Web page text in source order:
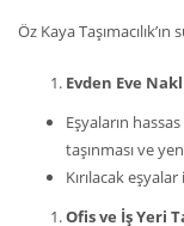
Öz Kaya
Evden Eve
Eşyaların
taşınması ve
Kırılacak
Ofis ve İş Yeri